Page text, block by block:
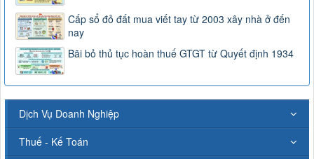
Cấp sổ đỏ đất mua viết tay từ 2003 xây nhà ở đến
nay
Bãi bỏ thủ tục hoàn thuế GTGT từ Quyết định 1934
Dịch Vụ Doanh Nghiệp
Thuế - Kế Toán